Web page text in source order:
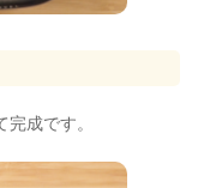
成です。